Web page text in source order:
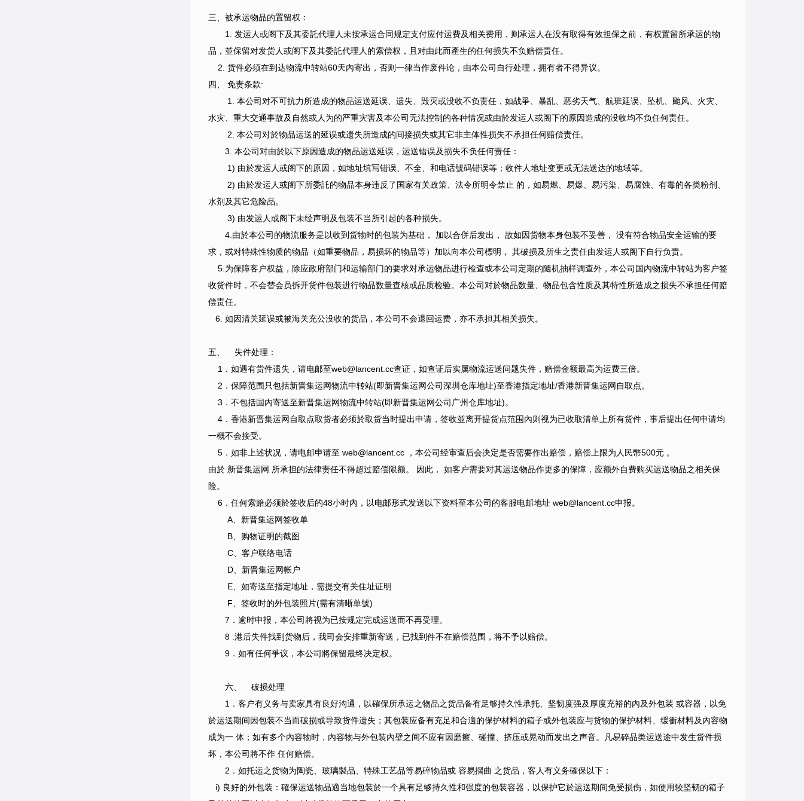
三、 被承运物品的置留权：
1. 发运人或阁下及其委託代理人未按承运合同规定支付应付运费及相关费用，则承运人在没有取得有效担保之前，有权置留所承运的物
品，並保留对发货人或阁下及其委託代理人的索偿权，且对由此而產生的任何损失不负赔偿责任。
2. 货件必须在到达物流中转站60天內寄出，否则一律当作废件论，由本公司自行处理，拥有者不得异议。
四、 免责条款:
1. 本公司对不可抗力所造成的物品运送延误、遗失、毁灭或没收不负责任，如战爭、暴乱、恶劣天气、航班延误、坠机、颱风、火灾、
水灾、重大交通事故及自然或人为的严重灾害及本公司无法控制的各种情况或由於发运人或阁下的原因造成的没收均不负任何责任。
2. 本公司对於物品运送的延误或遗失所造成的间接损失或其它非主体性损失不承担任何赔偿责任。
3. 本公司对由於以下原因造成的物品运送延误，运送错误及损失不负任何责任：
1) 由於发运人或阁下的原因，如地址填写错误、不全、和电话號码错误等；收件人地址变更或无法送达的地域等。
2) 由於发运人或阁下所委託的物品本身违反了国家有关政策、法令所明令禁止 的，如易燃、易爆、易污染、易腐蚀、有毒的各类粉剂、
水剂及其它危险品。
3) 由发运人或阁下未经声明及包装不当所引起的各种损失。
4.由於本公司的物流服务是以收到货物时的包装为基础， 加以合併后发出， 故如因货物本身包装不妥善， 没有符合物品安全运输的要
求，或对特殊性物质的物品（如重要物品，易损坏的物品等）加以向本公司標明， 其破损及所生之责任由发运人或阁下自行负责。
5.为保障客户权益，除应政府部门和运输部门的要求对承运物品进行检查或本公司定期的隨机抽样调查外，本公司国內物流中转站为客户签
收货件时，不会替会员拆开货件包装进行物品数量查核或品质检验。本公司对於物品数量、物品包含性质及其特性所造成之损失不承担任何赔
偿责任。
6. 如因清关延误或被海关充公没收的货品，本公司不会退回运费，亦不承担其相关损失。
五、 失件处理：
1．如遇有货件遗失，请电邮至web@lancent.cc查证，如查证后实属物流运送问题失件，赔偿金额最高为运费三倍。
2．保障范围只包括新晋集运网物流中转站(即新晋集运网公司深圳仓库地址)至香港指定地址/香港新晋集运网自取点。
3．不包括国內寄送至新晋集运网物流中转站(即新晋集运网公司广州仓库地址)。
4．香港新晋集运网自取点取货者必须於取货当时提出申请，签收並离开提货点范围內则视为已收取清单上所有货件，事后提出任何申请均
一概不会接受。
5．如非上述状况，请电邮申请至 web@lancent.cc ，本公司经审查后会决定是否需要作出赔偿，赔偿上限为人民幣500元 。
由於 新晋集运网 所承担的法律责任不得超过赔偿限额。 因此， 如客户需要对其运送物品作更多的保障，应额外自费购买运送物品之相关保
险。
6．任何索赔必须於签收后的48小时內，以电邮形式发送以下资料至本公司的客服电邮地址 web@lancent.cc申报。
A、新晋集运网签收单
B、购物证明的截图
C、客户联络电话
D、新晋集运网帐户
E、如寄送至指定地址，需提交有关住址证明
F、签收时的外包装照片(需有清晰单號)
7．逾时申报，本公司將视为已按规定完成运送而不再受理。
8 .港后失件找到货物后，我司会安排重新寄送，已找到件不在赔偿范围，将不予以赔偿。
9．如有任何爭议，本公司將保留最终决定权。
六、 破损处理
1．客户有义务与卖家具有良好沟通，以確保所承运之物品之货品备有足够持久性承托、坚韧度强及厚度充裕的內及外包装 或容器，以免
於运送期间因包装不当而破损或导致货件遗失；其包装应备有充足和合適的保护材料的箱子或外包装应与货物的保护材料、缓衝材料及內容物
成为一 体；如有多个內容物时，內容物与外包装內壁之间不应有因磨擦、碰撞、挤压或晃动而发出之声音。凡易碎品类运送途中发生货件损
坏，本公司將不作 任何赔偿。
2．如托运之货物为陶瓷、玻璃製品、特殊工艺品等易碎物品或 容易摺曲 之货品，客人有义务確保以下：
i) 良好的外包装：確保运送物品適当地包装於一个具有足够持久性和强度的包装容器，以保护它於运送期间免受损伤，如使用较坚韧的箱子